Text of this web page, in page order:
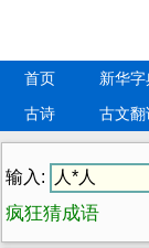
首页 新华字
古诗
古文翻
输入:
疯狂猜成语